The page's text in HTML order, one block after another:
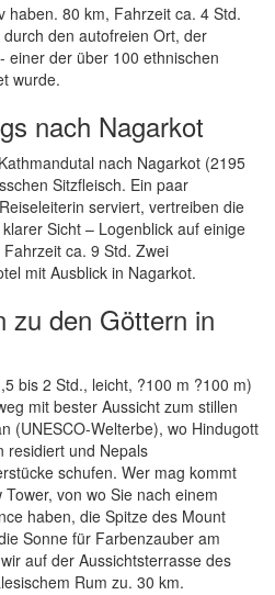
haben. 80 km, Fahrzeit ca. 4 Std.
den autofreien Ort, der
einer der über 100 ethnischen
wurde.
nach Nagarkot
nach Nagarkot (2195
Sitzfleisch. Ein paar
serviert, vertreiben die
Sicht – Logenblick auf einige
ca. 9 Std. Zwei
mit Ausblick in Nagarkot.
zu den Göttern in
bis 2 Std., leicht, ?100 m ?100 m)
mit bester Aussicht zum stillen
(UNESCO-Welterbe), wo Hindugott
residiert und Nepals
schufen. Wer mag kommt
von wo Sie nach einem
haben, die Spitze des Mount
Sonne für Farbenzauber am
auf der Aussichtsterrasse des
Rum zu. 30 km.